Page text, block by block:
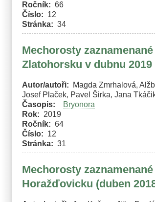
Ročník
66
Číslo
12
Stránka
34
Mechorosty
Zlatohorsku v dubnu 2019
Autor/autoři
Magda Zmrhalová,
Josef Plaček, Pavel Širka, Jana
Časopis
Bryonora
Rok
2019
Ročník
64
Číslo
12
Stránka
31
Mechorosty
Horažďovicku (duben